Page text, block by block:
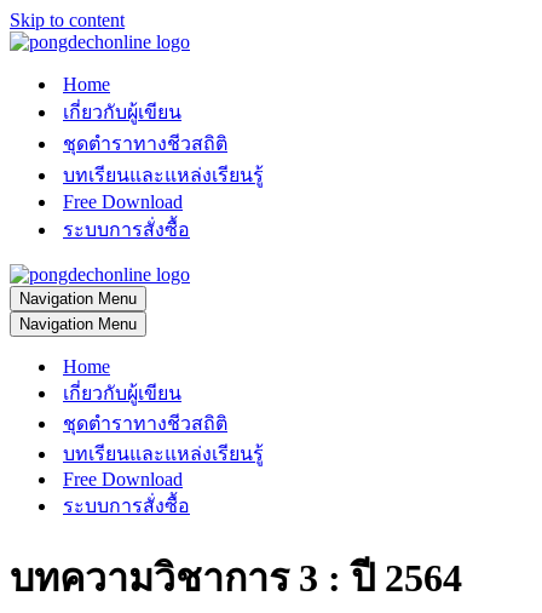
Skip to content
Home
เกี่ยวกับผู้เขียน
ชุดตำราทางชีวสถิติ
บทเรียนและแหล่งเรียนรู้
Free Download
ระบบการสั่งซื้อ
Navigation Menu
Navigation Menu
Home
เกี่ยวกับผู้เขียน
ชุดตำราทางชีวสถิติ
บทเรียนและแหล่งเรียนรู้
Free Download
ระบบการสั่งซื้อ
บทความวิชาการ 3 : ปี 2564